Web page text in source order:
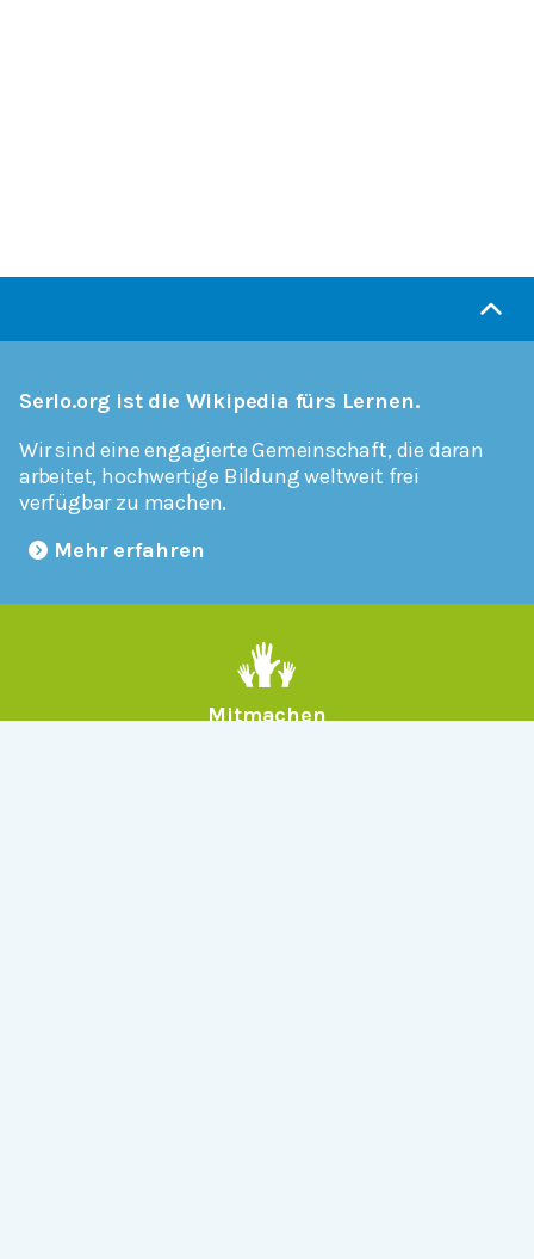
Serlo.org ist die Wikipedia fürs Lernen.
Wir sind eine engagierte Gemeinschaft, die daran
arbeitet, hochwertige Bildung weltweit frei
verfügbar zu machen.
Mehr erfahren
Mitmachen